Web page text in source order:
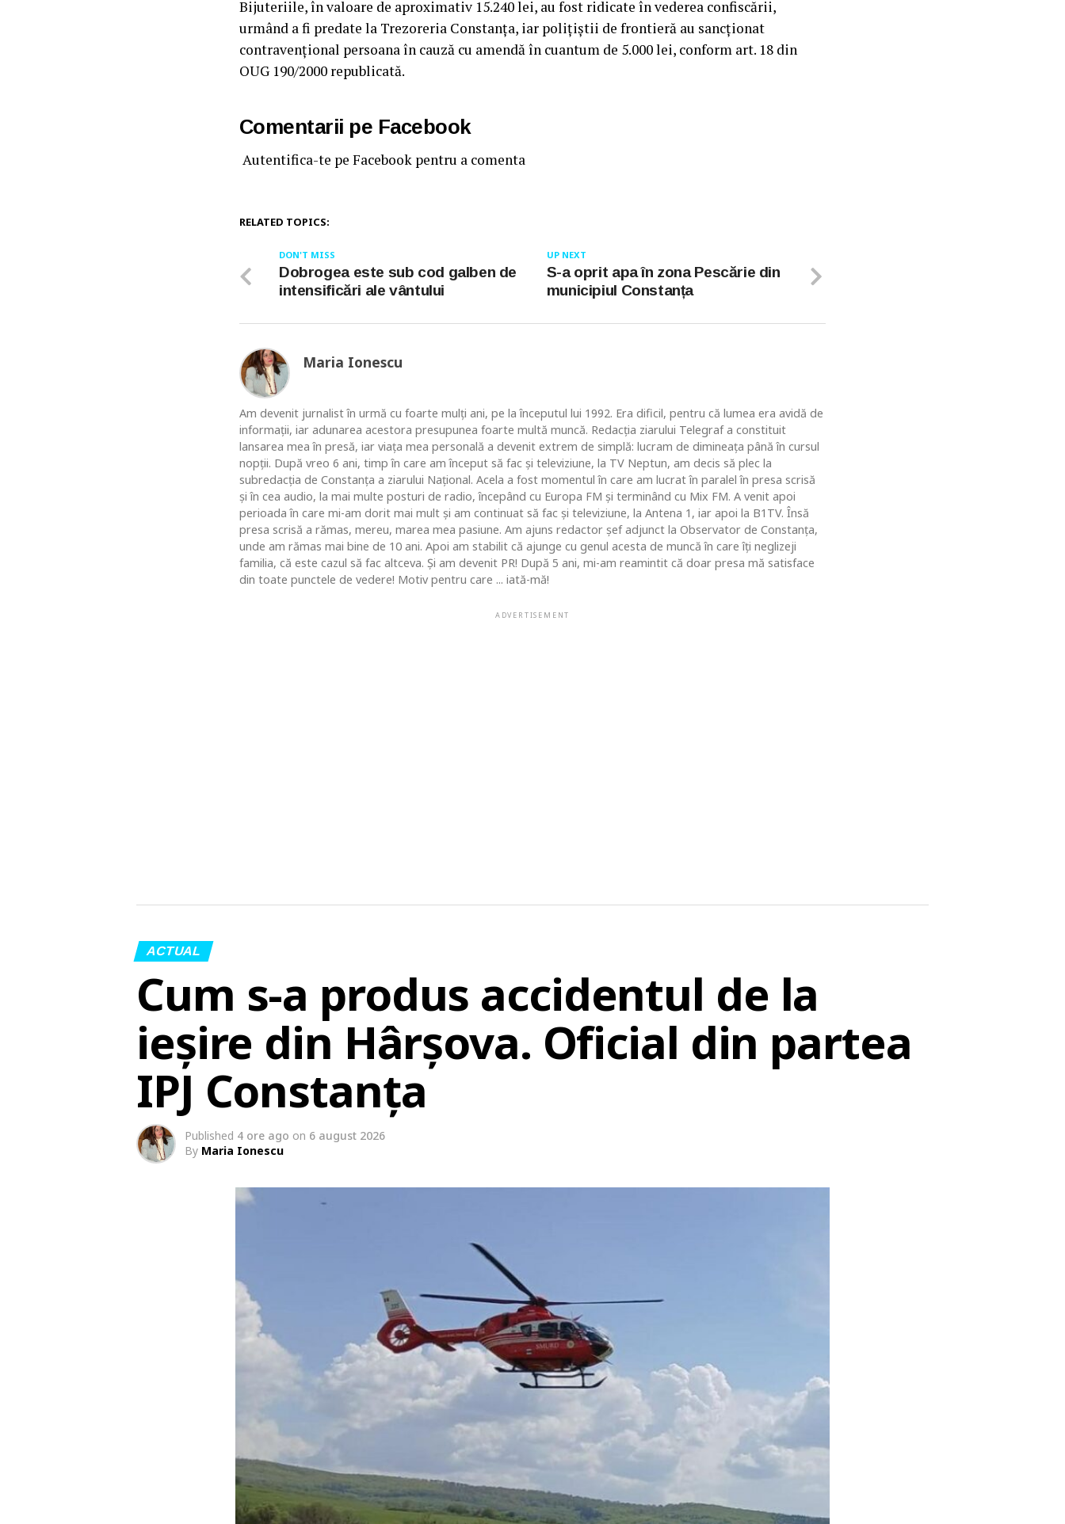
Bijuteriile, în valoare de aproximativ 15.240 lei, au fost ridicate în vederea confiscării,
urmând a fi predate la Trezoreria Constanța, iar poliţiştii de frontieră au sancționat
contravențional persoana în cauză cu amendă în cuantum de 5.000 lei, conform art. 18 din
OUG 190/2000 republicată.
Comentarii pe Facebook
Autentifica-te pe Facebook pentru a comenta
RELATED TOPICS:
UP NEXT
S-a oprit apa în zona Pescărie din
municipiul Constanța
DON'T MISS
Dobrogea este sub cod galben de
intensificări ale vântului
Maria Ionescu
Am devenit jurnalist în urmă cu foarte mulţi ani, pe la începutul lui 1992. Era dificil, pentru că lumea era avidă de
informaţii, iar adunarea acestora presupunea foarte multă muncă. Redacţia ziarului Telegraf a constituit
lansarea mea în presă, iar viaţa mea personală a devenit extrem de simplă: lucram de dimineaţa până în cursul
nopţii. După vreo 6 ani, timp în care am început să fac şi televiziune, la TV Neptun, am decis să plec la
subredacţia de Constanţa a ziarului Naţional. Acela a fost momentul în care am lucrat în paralel în presa scrisă
şi în cea audio, la mai multe posturi de radio, începând cu Europa FM şi terminând cu Mix FM. A venit apoi
perioada în care mi-am dorit mai mult şi am continuat să fac şi televiziune, la Antena 1, iar apoi la B1TV. Însă
presa scrisă a rămas, mereu, marea mea pasiune. Am ajuns redactor şef adjunct la Observator de Constanţa,
unde am rămas mai bine de 10 ani. Apoi am stabilit că ajunge cu genul acesta de muncă în care îţi neglizeji
familia, că este cazul să fac altceva. Şi am devenit PR! După 5 ani, mi-am reamintit că doar presa mă satisface
din toate punctele de vedere! Motiv pentru care ... iată-mă!
ADVERTISEMENT
ACTUAL
Cum s-a produs accidentul de la
ieșire din Hârșova. Oficial din partea
IPJ Constanța
Published 4 ore ago on 6 august 2026
By Maria Ionescu